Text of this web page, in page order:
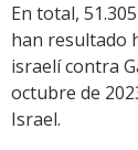
En total,
han resultado
israelí contra
octubre de
Israel.